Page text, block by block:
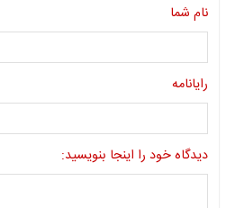
نام شما
رایانامه
دیدگاه خود را اینجا بنویسید: